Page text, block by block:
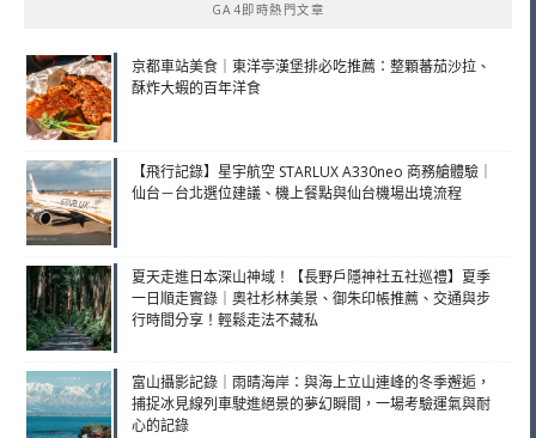
GA4即時熱門文章
京都車站美食｜東洋亭漢堡排必吃推薦：整顆蕃茄沙拉、
酥炸大蝦的百年洋食
【飛行記錄】星宇航空 STARLUX A330neo 商務艙體驗｜
仙台－台北選位建議、機上餐點與仙台機場出境流程
夏天走進日本深山神域！【長野戶隱神社五社巡禮】夏季
一日順走實錄｜奧社杉林美景、御朱印帳推薦、交通與步
行時間分享！輕鬆走法不藏私
富山攝影記錄｜雨晴海岸：與海上立山連峰的冬季邂逅，
捕捉冰見線列車駛進絕景的夢幻瞬間，一場考驗運氣與耐
心的記錄